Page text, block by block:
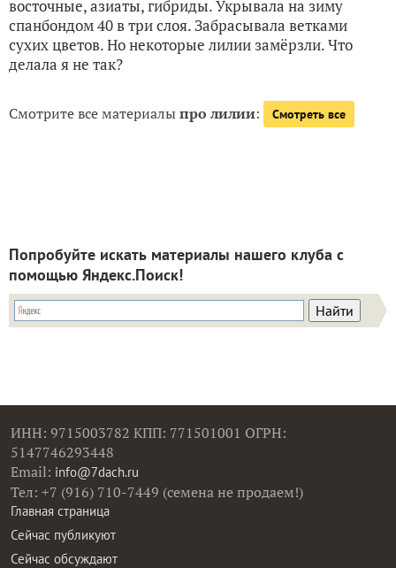
восточные, азиаты, гибриды. Укрывала на зиму
спанбондом 40 в три слоя. Забрасывала ветками
сухих цветов. Но некоторые лилии замёрзли. Что
делала я не так?
Смотрите все материалыпро лилии: Смотреть все
Попробуйте искать материалы нашего клуба с
помощью Яндекс.Поиск!
ИНН: 9715003782 КПП: 771501001 ОГРН:
5147746293448
Email: info@7dach.ru
Тел: +7 (916) 710-7449 (семена не продаем!)
Главная страница
Сейчас публикуют
Сейчас обсуждают